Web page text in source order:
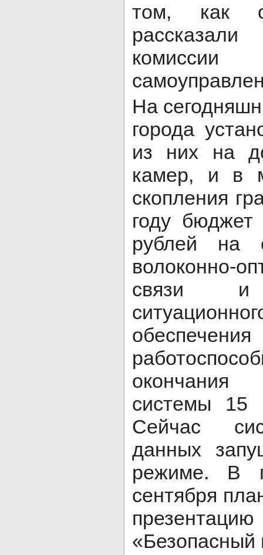
том, как
На
города
из них на
камер, и в
скопления
году
рублей на
волоконно-
связи и
окончания
системы 15
Сейчас
данных
режиме. В
сентября
«Безопасный